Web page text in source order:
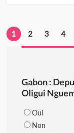
1 2 3 4
Gabon :
Oligui
Oui
Non